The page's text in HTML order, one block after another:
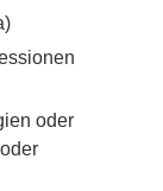
oder
oder